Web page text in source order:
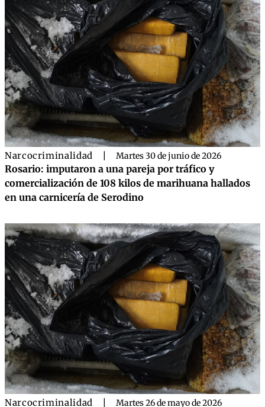
Narcocriminalidad Martes 30 de junio de 2026
Rosario: imputaron a una pareja por tráfico y
comercialización de 108 kilos de marihuana hallados
en una carnicería de Serodino
Narcocriminalidad Martes 26 de mayo de 2026